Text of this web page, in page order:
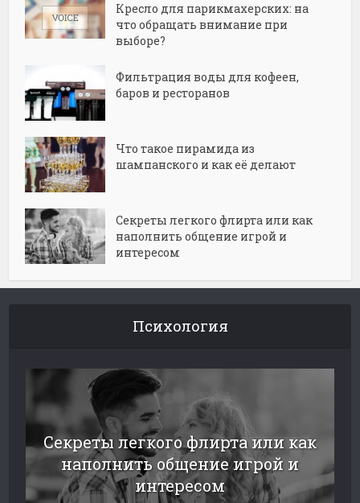
Кресло для парикмахерских: на
что обращать внимание при
выборе?
Фильтрация воды для кофеен,
баров и ресторанов
Что такое пирамида из
шампанского и как её делают
Секреты легкого флирта или как
наполнить общение игрой и
интересом
Психология
Секреты легкого флирта или как
наполнить общение игрой и
интересом